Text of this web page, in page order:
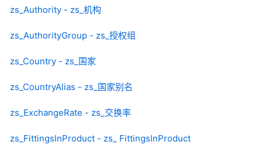
zs_Authority - zs_机构
zs_AuthorityGroup - zs_授权组
zs_Country - zs_国家
zs_CountryAlias - zs_国家别名
zs_ExchangeRate - zs_交换率
zs_FittingsInProduct - zs_ FittingsInProduct